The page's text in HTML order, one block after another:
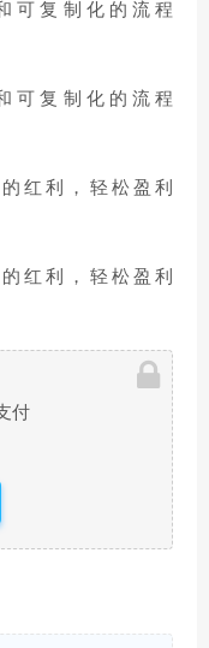
可复制化的流程
可复制化的流程
红利，轻松盈利
红利，轻松盈利
付